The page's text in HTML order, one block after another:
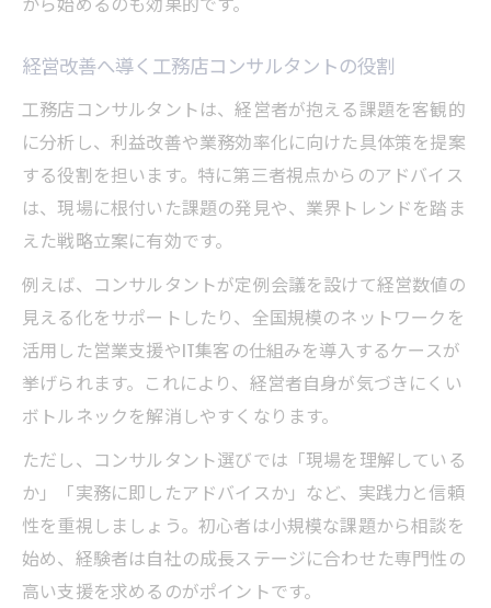
経営改善へ導く工務店コンサルタントの役割
工務店コンサルタントは、経営者が抱える課題を客観的
に分析し、利益改善や業務効率化に向けた具体策を提案
する役割を担います。特に第三者視点からのアドバイス
は、現場に根付いた課題の発見や、業界トレンドを踏ま
えた戦略立案に有効です。
例えば、コンサルタントが定例会議を設けて経営数値の
見える化をサポートしたり、全国規模のネットワークを
活用した営業支援やIT集客の仕組みを導入するケースが
挙げられます。これにより、経営者自身が気づきにくい
ボトルネックを解消しやすくなります。
ただし、コンサルタント選びでは「現場を理解している
か」「実務に即したアドバイスか」など、実践力と信頼
性を重視しましょう。初心者は小規模な課題から相談を
始め、経験者は自社の成長ステージに合わせた専門性の
高い支援を求めるのがポイントです。